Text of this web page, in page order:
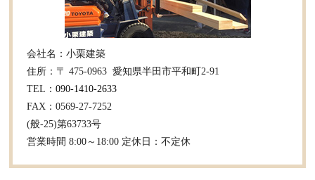
2022年7月
2022年6月
2022年5月
2022年4月
2022年3月
プライベート
和風建築
ホームページ
会社名：小栗建築
住所：〒 475-0963 愛知県半田市平和町2-91
TEL：090-1410-2633
FAX：0569-27-7252
(般-25)第63733号
営業時間 8:00～18:00 定休日：不定休